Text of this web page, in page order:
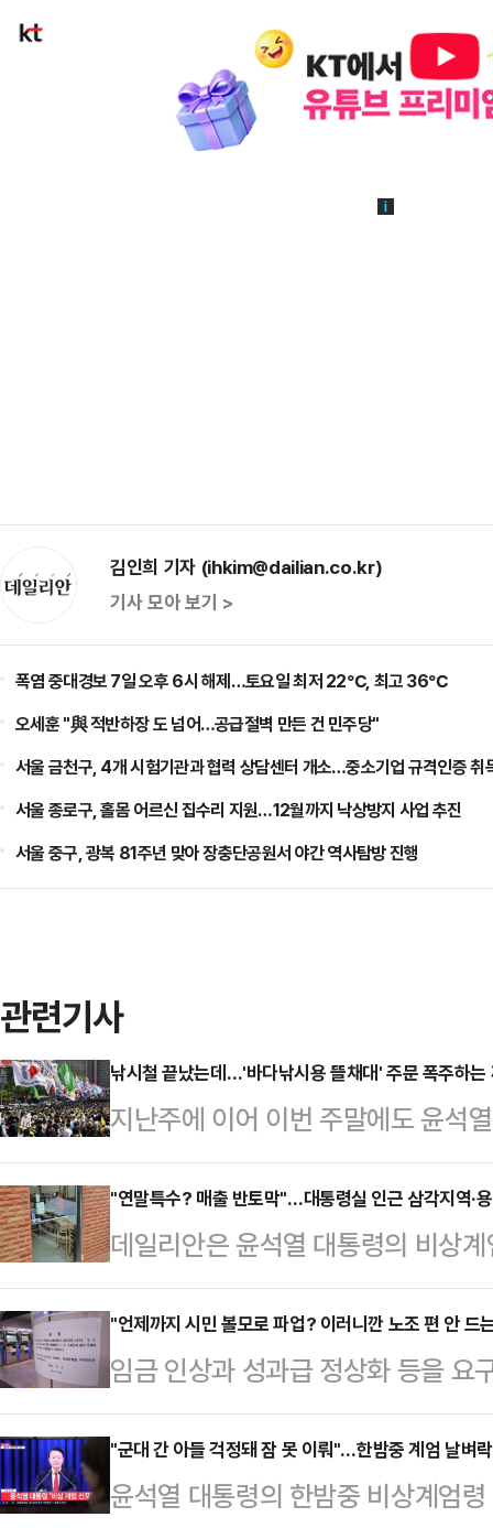
김인희 기자 (ihkim@dailian.co.kr)
기사 모아 보기 >
폭염 중대경보 7일 오후 6시 해제…토요일 최저 22℃, 최고 36℃
오세훈 "與 적반하장 도 넘어…공급절벽 만든 건 민주당"
서울 금천구, 4개 시험기관과 협력 상담센터 개소…중소기업 규격인증 취
서울 종로구, 홀몸 어르신 집수리 지원…12월까지 낙상방지 사업 추진
서울 중구, 광복 81주년 맞아 장충단공원서 야간 역사탐방 진행
관련기사
낚시철 끝났는데…'바다낚시용 뜰채대' 주문 폭주하
지난주에 이어 이번 주말에도 윤석
운데, 전국에서 각종 집회·시위 용
리안 취재 결과 확인됐다.11일 데
한 낚시용품 업체에서는 난데없이 '
운영하는 A씨는 업체를 방문한 기
류의 낚시용품들이 창고 선반에 쌓
었다.A씨는 "여기에 놓여있었던 것
터 뜰채대 주문이 …
"연말특수? 매출 반토막"…대통령실 인근 삼각지역·
데일리안은 윤석열 대통령의 비상
통령실 인근 상권이 밀집해 있는 삼
씨 만큼이나 한산한 분위기에서 상
발걸음이 아예 끊겼다며 대통령이
관저 입구 곳곳에는 수십 명의 경찰
한 시민이 대통령실 입구를 사진 촬
다. 또 촬영된 사진은 모두 삭제를
"언제까지 시민 볼모로 파업? 이러니깐 노조 편 안
임금 인상과 성과급 정상화 등을 요
조합(철도노조)이 5일 오전 첫 열차
다. 이에 따라 고속철도(KTX)와 새
이 시작됐고, 한국철도공사(코레일
"군대 간 아들 걱정돼 잠 못 이뤄"…한밤중 계엄 날벼
윤석열 대통령의 한밤중 비상계엄